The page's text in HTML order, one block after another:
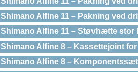
Shimano Alfine 11 – Pakning ved
Shimano Alfine 11 – Støvhætte stor
Shimano Alfine 8 – Kassettejoint
Shimano Alfine 8 – Komponentssæt